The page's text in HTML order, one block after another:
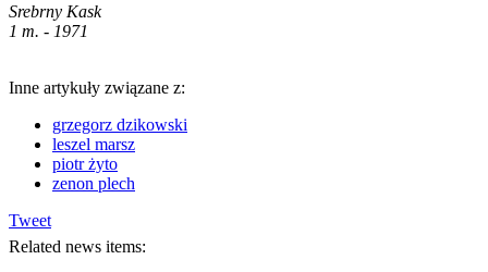
Srebrny Kask
1 m. - 1971
Inne artykuły związane z:
grzegorz dzikowski
leszel marsz
piotr żyto
zenon plech
Tweet
Related news items: